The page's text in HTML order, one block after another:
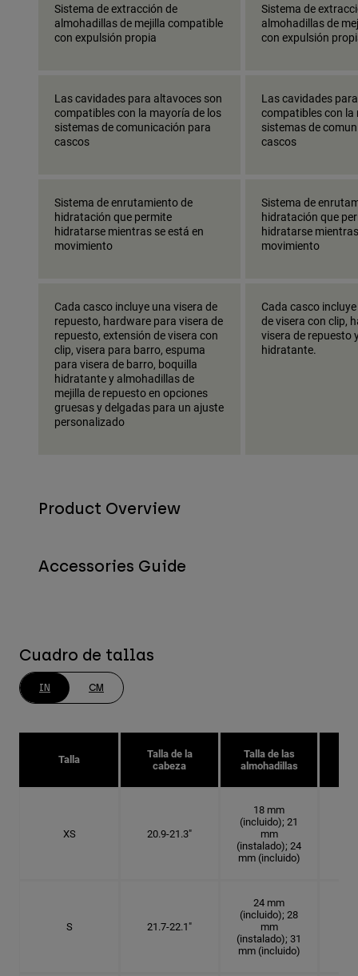
Sistema de extracción de
almohadillas de mejilla compatible
con expulsión propia
Sistema de
almohadillas de
con expulsión
Las cavidades para altavoces son
compatibles con la mayoría de los
sistemas de comunicación para
cascos
Las cavidades
compatibles con la
sistemas de
cascos
Sistema de enrutamiento de
hidratación que permite
hidratarse mientras se está en
movimiento
Sistema de
hidratación que
hidratarse
movimiento
Cada casco incluye una visera de
repuesto, hardware para visera de
repuesto, extensión de visera con
clip, visera para barro, espuma
para visera de barro, boquilla
hidratante y almohadillas de
mejilla de repuesto en opciones
gruesas y delgadas para un ajuste
personalizado
Cada casco
de visera con clip,
visera de repuesto
hidratante.
Product Overview
Accessories Guide
Cuadro de tallas
IN CM
Talla
Talla de la
cabeza
Talla de las
almohadillas
XS 20.9-21.3"
18 mm
(incluido); 21
mm
(instalado); 24
mm (incluido)
S 21.7-22.1"
24 mm
(incluido); 28
mm
(instalado); 31
mm (incluido)